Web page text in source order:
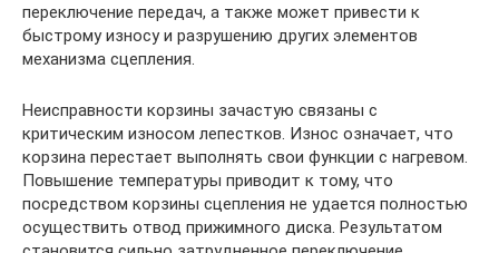
переключение передач, а также может привести к
быстрому износу и разрушению других элементов
механизма сцепления.
Неисправности корзины зачастую связаны с
критическим износом лепестков. Износ означает, что
корзина перестает выполнять свои функции с нагревом.
Повышение температуры приводит к тому, что
посредством корзины сцепления не удается полностью
осуществить отвод прижимного диска. Результатом